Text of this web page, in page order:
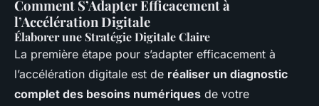
Comment S’Adapter Efficacement à
l’Accélération Digitale
Élaborer une Stratégie Digitale Claire
La première étape pour s’adapter efficacement à
l’accélération digitale est de réaliser un diagnostic
complet des besoins numériques de votre